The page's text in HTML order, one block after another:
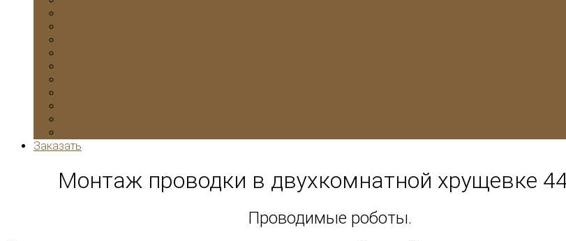
Заказать
Монтаж проводки в двухкомнатной хрущевке
Проводимые роботы.